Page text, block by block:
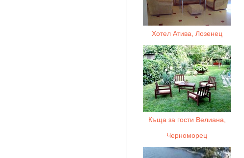
Хотел Атива, Лозенец
Къща за гости Велиана,
Черноморец